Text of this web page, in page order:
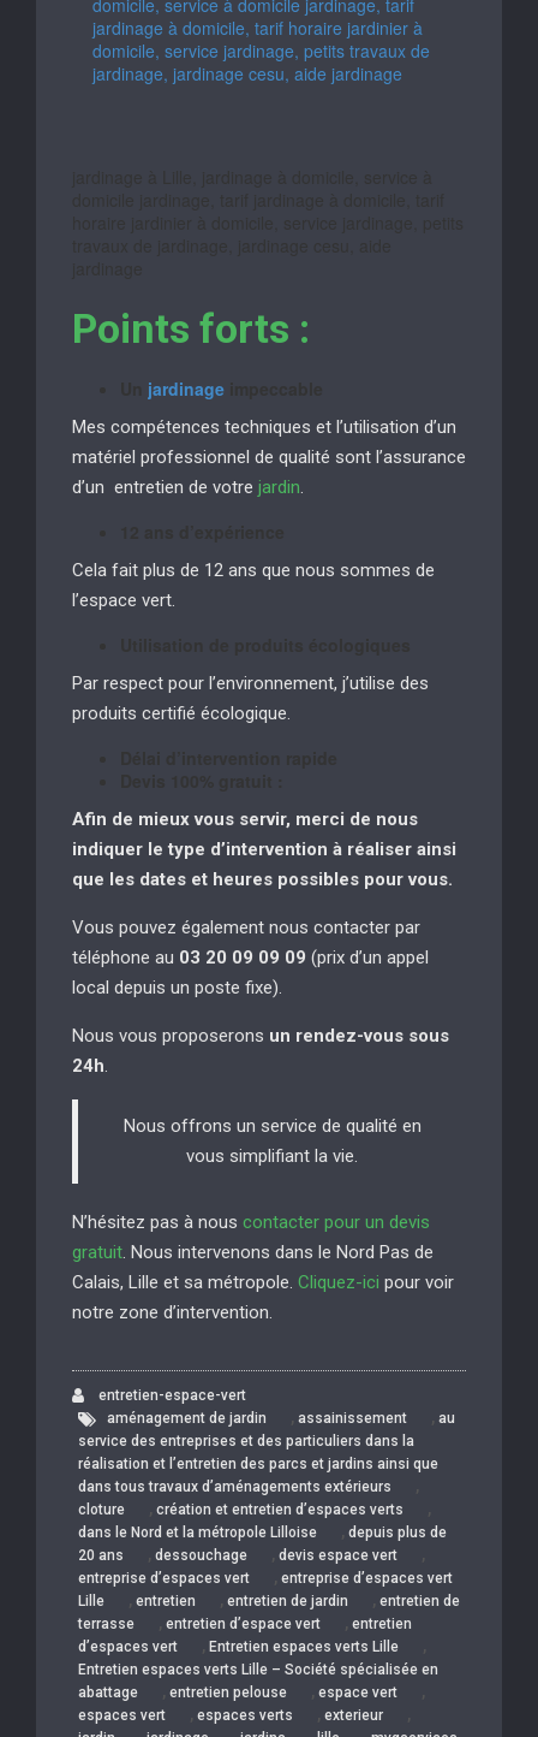
Points forts :
jardinage
Mes compétences techniques et l’utilisation d’un
matériel professionnel de qualité sont l’assurance
d’un entretien de votre jardin.
Cela fait plus de 12 ans que nous sommes de
l’espace vert.
Par respect pour l’environnement, j’utilise des
produits certifié écologique.
Afin de mieux vous servir, merci de nous
indiquer le type d’intervention à réaliser ainsi
que les dates et heures possibles pour vous.
Vous pouvez également nous contacter par
téléphone au 03 20 09 09 09 (prix d’un appel
local depuis un poste fixe).
Nous vous proposerons un rendez-vous sous
24h.
Nous offrons un service de qualité en
vous simplifiant la vie.
N’hésitez pas à nous contacter pour un devis
gratuit. Nous intervenons dans le Nord Pas de
Calais, Lille et sa métropole. Cliquez-ici pour voir
notre zone d’intervention.
entretien-espace-vert
aménagement de jardin
, assainissement , au
service des entreprises et des particuliers dans la
réalisation et l’entretien des parcs et jardins ainsi que
dans tous travaux d’aménagements extérieurs
,
cloture , création et entretien d’espaces verts ,
dans le Nord et la métropole Lilloise , depuis plus de
20 ans
, dessouchage , devis espace vert ,
entreprise d’espaces vert , entreprise d’espaces vert
Lille
, entretien , entretien de jardin , entretien de
terrasse
, entretien d’espace vert , entretien
d’espaces vert
, Entretien espaces verts Lille ,
Entretien espaces verts Lille – Société spécialisée en
abattage
, entretien pelouse , espace vert ,
espaces vert , espaces verts , exterieur ,